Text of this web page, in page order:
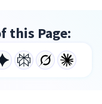
this Page: